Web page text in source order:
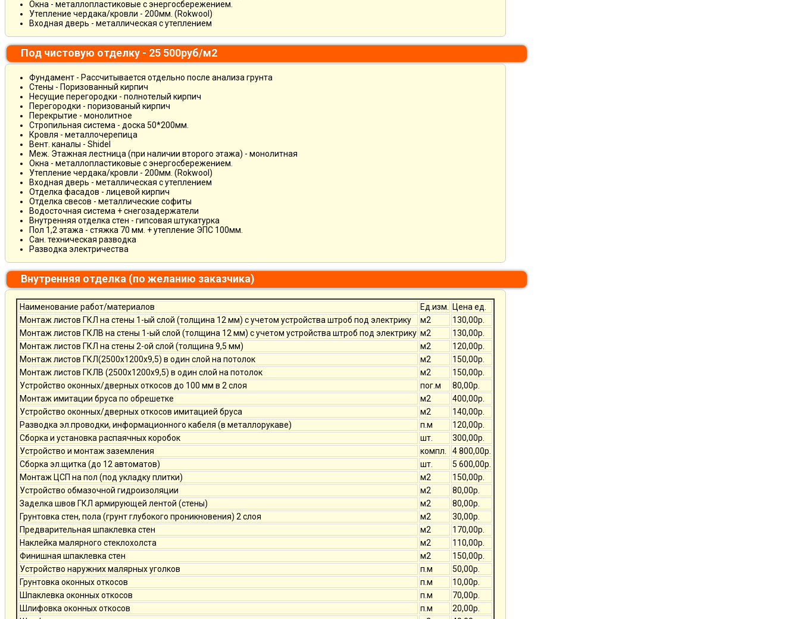
Окна - металлопластиковые с энергосбережением.
Утепление чердака/кровли - 200мм. (Rokwool)
Входная дверь - металлическая с утеплением
Под чистовую отделку - 25 500руб/м2
Фундамент - Рассчитывается отдельно после анализа грунта
Стены - Поризованный кирпич
Несущие перегородки - полнотелый кирпич
Перегородки - поризованый кирпич
Перекрытие - монолитное
Стропильная система - доска 50*200мм.
Кровля - металлочерепица
Вент. каналы - Shidel
Меж. Этажная лестница (при наличии второго этажа) - монолитная
Окна - металлопластиковые с энергосбережением.
Утепление чердака/кровли - 200мм. (Rokwool)
Входная дверь - металлическая с утеплением
Отделка фасадов - лицевой кирпич
Отделка свесов - металлические софиты
Водосточная система + снегозадержатели
Внутренняя отделка стен - гипсовая штукатурка
Пол 1,2 этажа - стяжка 70 мм. + утепление ЭПС 100мм.
Сан. техническая разводка
Разводка электричества
Внутренняя отделка (по желанию заказчика)
Наименование работ/материалов Ед.изм. Цена ед.
Монтаж листов ГКЛ на стены 1-ый слой (толщина 12 мм) с учетом устройства штроб под электрику
м2
130,00р.
Монтаж листов ГКЛВ на стены 1-ый слой (толщина 12 мм) с учетом устройства штроб под электрику м2
130,00р.
Монтаж листов ГКЛ на стены 2-ой слой (толщина 9,5 мм)
м2
120,00р.
Монтаж листов ГКЛ(2500х1200х9,5) в один слой на потолок
м2
150,00р.
Монтаж листов ГКЛВ (2500х1200х9,5) в один слой на потолок
м2
150,00р.
Устройство оконных/дверных откосов до 100 мм в 2 слоя
пог.м
80,00р.
Монтаж имитации бруса по обрешетке
м2
400,00р.
Устройство оконных/дверных откосов имитацией бруса
м2
140,00р.
Разводка эл.проводки, информационного кабеля (в металлорукаве)
п.м
120,00р.
Сборка и установка распаячных коробок
шт.
300,00р.
Устройство и монтаж заземления
компл.
4 800,00р.
Сборка эл.щитка (до 12 автоматов)
шт.
5 600,00р.
Монтаж ЦСП на пол (под укладку плитки)
м2
150,00р.
Устройство обмазочной гидроизоляции
м2
80,00р.
Заделка швов ГКЛ армирующей лентой (стены)
м2
80,00р.
Грунтовка стен, пола (грунт глубокого проникновения) 2 слоя
м2
30,00р.
Предварительная шпаклевка стен
м2
170,00р.
Наклейка малярного стеклохолста
м2
110,00р.
Финишная шпаклевка стен
м2
150,00р.
Устройство наружних малярных уголков
п.м
50,00р.
Грунтовка оконных откосов
п.м
10,00р.
Шпаклевка оконных откосов
п.м
70,00р.
Шлифовка оконных откосов
п.м
20,00р.